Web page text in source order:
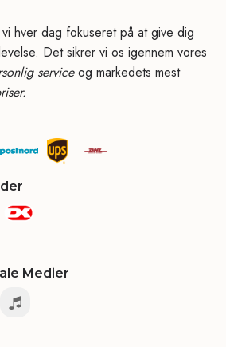
hver dag fokuseret på at give dig
Det sikrer vi os igennem vores
serviceog markedets mest
Medier